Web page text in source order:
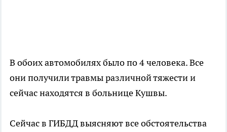
В обоих автомобилях было по 4 человека. Все
они получили травмы различной тяжести и
сейчас находятся в больнице Кушвы.
Сейчас в ГИБДД выясняют все обстоятельства